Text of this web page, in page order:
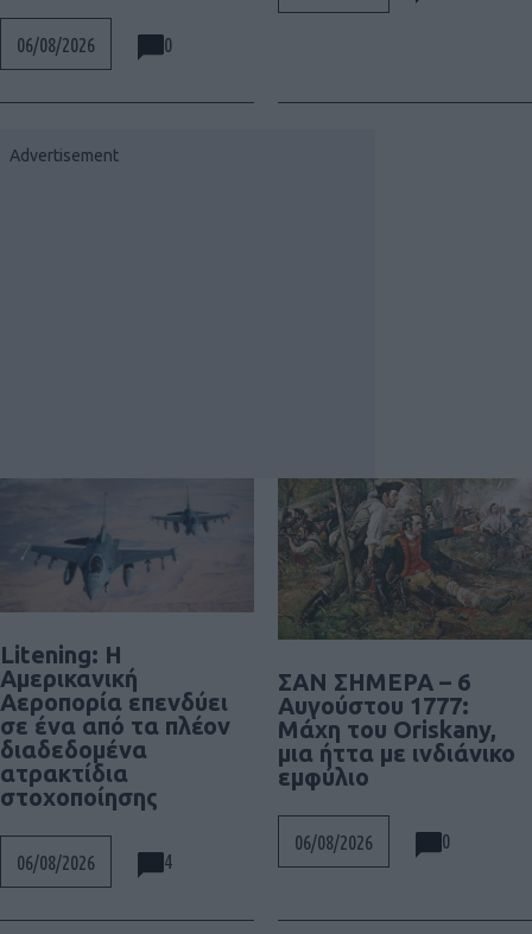
06/08/2026 0
Litening: Η
Αμερικανική
Αεροπορία επενδύει
σε ένα από τα πλέον
διαδεδομένα
ατρακτίδια
στοχοποίησης
06/08/2026 4
ΣΑΝ ΣΗΜΕΡΑ – 6
Αυγούστου 1777:
Μάχη του Oriskany,
μια ήττα με ινδιάνικο
εμφύλιο
06/08/2026 0